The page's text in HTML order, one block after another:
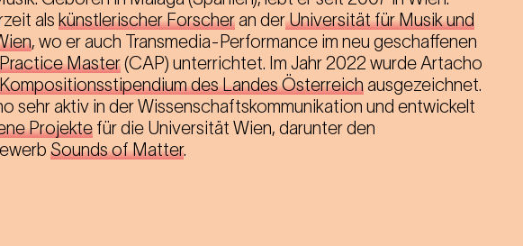
als künstlerischer Forscheran derUniversität für Musik und
, wo er auch Transmedia-Performance im neu geschaffenen
Master(CAP) unterrichtet. Im Jahr 2022 wurde Artacho
des Landes Österreichausgezeichnet.
sehr aktiv in der Wissenschaftskommunikation und entwickelt
Projekte für die Universität Wien, darunter den
Sounds of Matter.